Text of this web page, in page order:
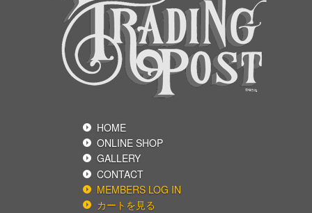
HOME
GALLERY
ONLINE SHOP
CONTACT
MEMBERS LOG IN
カートを見る